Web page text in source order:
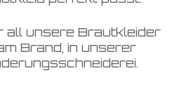
all unsere Brautkleider
Brand, in unserer